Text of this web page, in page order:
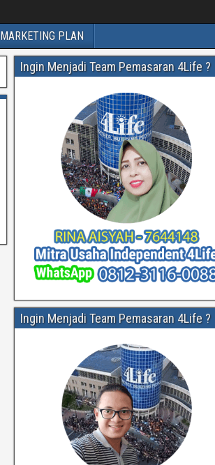
MARKETING PLAN
Ingin Menjadi Team Pemasaran 4Life ?
Ingin Menjadi Team Pemasaran 4Life ?